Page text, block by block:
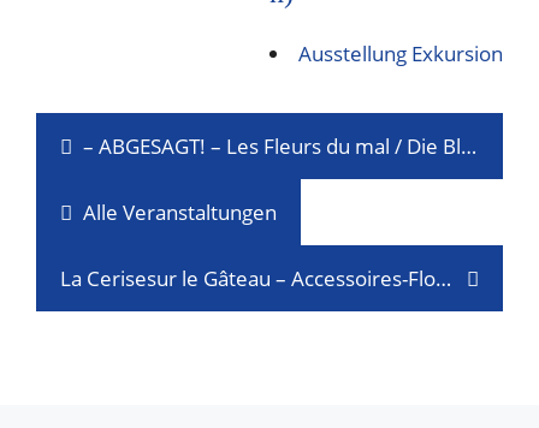
Ausstellung Exkursion
– ABGESAGT! – Les Fleurs du mal / Die Blumen des Bösen – une soirée littéraire
Alle Veranstaltungen
La Cerisesur le Gâteau – Accessoires-Flohmarkt